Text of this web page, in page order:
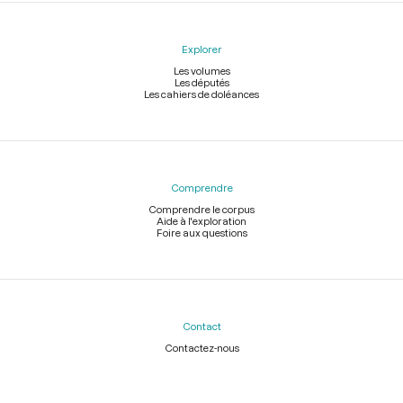
Explorer
Les volumes
Les députés
Les cahiers de doléances
Comprendre
Comprendre le corpus
Aide à l'exploration
Foire aux questions
Contact
Contactez-nous